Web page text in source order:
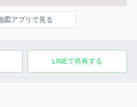
図アプリで見る
LINEで共有する